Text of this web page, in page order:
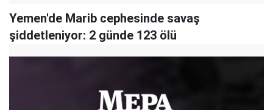
Yemen'de Marib cephesinde savaş
şiddetleniyor: 2 günde 123 ölü